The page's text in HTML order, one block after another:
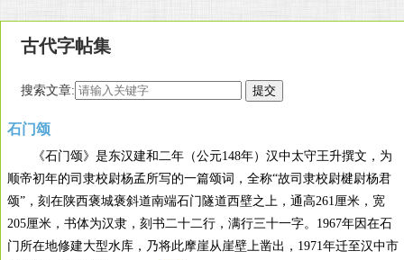
古代字帖集
搜索文章:
石门颂
《石门颂》是东汉建和二年（公元148年）汉中太守王升撰文，为
顺帝初年的司隶校尉杨孟所写的一篇颂词，全称“故司隶校尉楗尉杨君
颂”，刻在陕西褒城褒斜道南端石门隧道西壁之上，通高261厘米，宽
205厘米，书体为汉隶，刻书二十二行，满行三十一字。1967年因在石
门所在地修建大型水库，乃将此摩崖从崖壁上凿出，1971年迁至汉中市